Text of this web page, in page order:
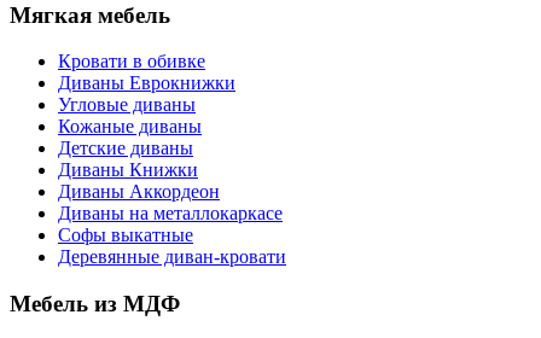
Мягкая мебель
Кровати в обивке
Диваны Еврокнижки
Угловые диваны
Кожаные диваны
Детские диваны
Диваны Книжки
Диваны Аккордеон
Диваны на металлокаркасе
Софы выкатные
Деревянные диван-кровати
Мебель из МДФ